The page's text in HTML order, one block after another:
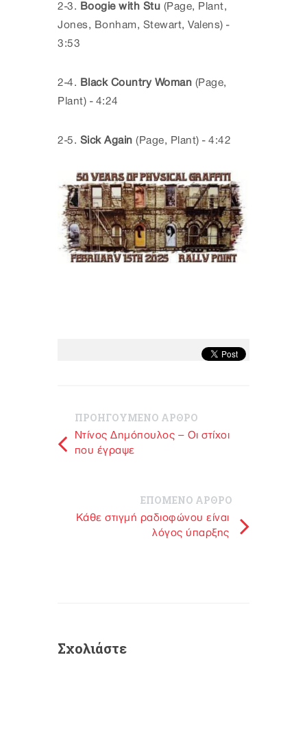
2-3. Boogie with Stu (Page, Plant,
Jones, Bonham, Stewart, Valens) -
3:53
2-4. Black Country Woman (Page,
Plant) - 4:24
2-5. Sick Again (Page, Plant) - 4:42
ΠΡΟΗΓΟΥΜΕΝΟ ΑΡΘΡΟ
Ντίνος Δημόπουλος – Οι στίχοι
που έγραψε
ΕΠΟΜΕΝΟ ΑΡΘΡΟ
Κάθε στιγμή ραδιοφώνου είναι
λόγος ύπαρξης
Σχολιάστε